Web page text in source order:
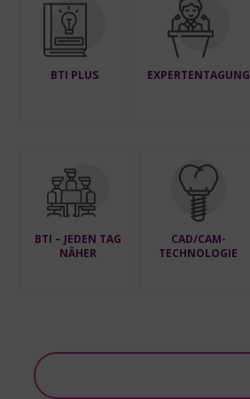
BTI PLUS EXPERTENTAGUNG
BTI – JEDEN TAG
NÄHER
CAD/CAM-
TECHNOLOGIE